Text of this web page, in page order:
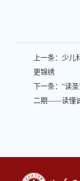
上一条： 少儿
更锦绣
下一条： “读
二期——读懂